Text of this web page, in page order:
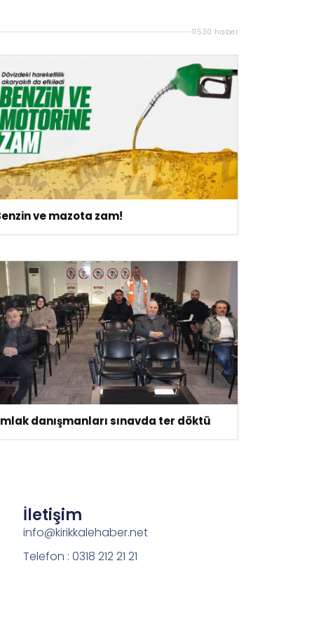
11530 haber
ve mazota zam!
danışmanları sınavda ter döktü
İletişim
info@kirikkalehaber.net
Telefon : 0318 212 21 21